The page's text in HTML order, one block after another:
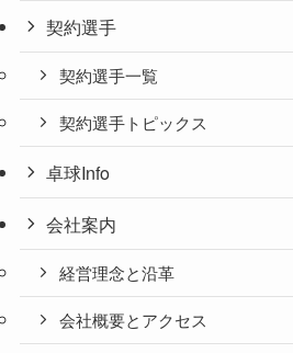
契約選手
契約選手一覧
契約選手トピックス
卓球Info
会社案内
経営理念と沿革
会社概要とアクセス